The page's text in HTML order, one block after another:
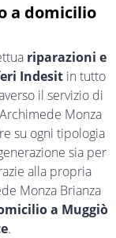
a domicilio
riparazioni e
Indesit in tutto
il servizio di
Monza
su ogni tipologia
sia per
alla propria
Monza Brianza
a Muggiò
.